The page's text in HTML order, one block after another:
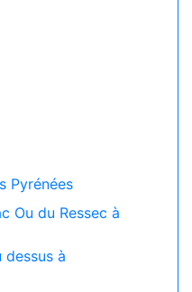
Pyrénées
Ou du Ressec à
dessus à